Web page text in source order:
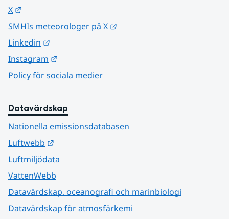
X
SMHIs meteorologer på X
Linkedin
Instagram
Policy för sociala medier
Datavärdskap
Nationella emissionsdatabasen
Luftwebb
Luftmiljödata
VattenWebb
Datavärdskap, oceanografi och marinbiologi
Datavärdskap för atmosfärkemi